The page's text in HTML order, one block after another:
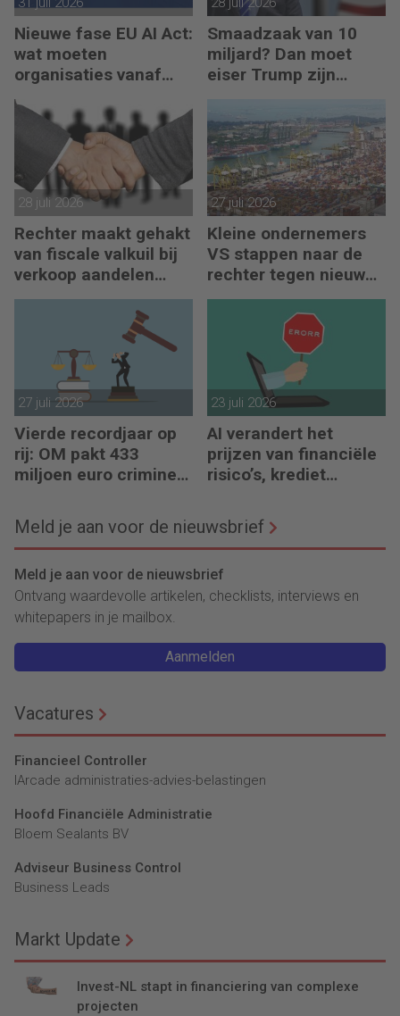
Nieuwe fase EU AI Act:
wat moeten
organisaties vanaf
augustus 2026
regelen?
Smaadzaak van 10
miljard? Dan moet
eiser Trump zijn
28 juli 2026
Rechter maakt gehakt
van fiscale valkuil bij
verkoop aandelen
door oprichters
27 juli 2026
Kleine ondernemers
VS stappen naar de
rechter tegen nieuwe
importheffingen
27 juli 2026
Vierde recordjaar op
rij: OM pakt 433
miljoen euro crimineel
23 juli 2026
AI verandert het
prijzen van financiële
risico’s, krediet
reacties op crises
Meld je aan voor de nieuwsbrief
Meld je aan voor de nieuwsbrief
Ontvang waardevolle artikelen, checklists, interviews en
whitepapers in je mailbox.
Aanmelden
Vacatures
Financieel Controller
lArcade administraties-advies-belastingen
Hoofd Financiële Administratie
Bloem Sealants BV
Adviseur Business Control
Business Leads
Markt Update
Invest-NL stapt in financiering van complexe
projecten